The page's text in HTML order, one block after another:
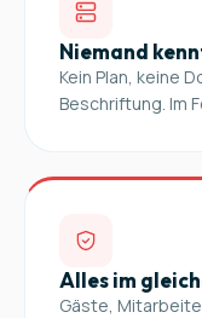
Niemand
Kein Plan, keine
Beschriftung. Im
Alles im
Gäste,